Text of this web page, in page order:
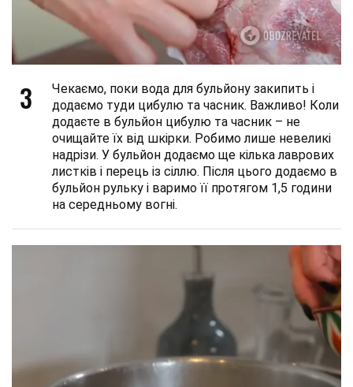
3
Чекаємо, поки вода для бульйону закипить і
додаємо туди цибулю та часник. Важливо! Коли
додаєте в бульйон цибулю та часник – не
очищайте їх від шкірки. Робимо лише невеликі
надрізи. У бульйон додаємо ще кілька лаврових
листків і перець із сіллю. Після цього додаємо в
бульйон рульку і варимо її протягом 1,5 години
на середньому вогні.